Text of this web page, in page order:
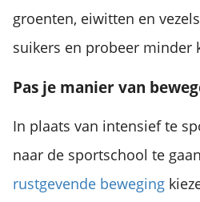
groenten, eiwitten en
suikers en probeer minder
Pas je manier van
In plaats van intensief te
naar de sportschool te
rustgevende beweging